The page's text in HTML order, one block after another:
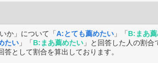
か」について「A:とても薦めたい 」「B:まあ
たい 」「B:まあ薦めたい 」と回答した人の割合
として割合を算出しております。